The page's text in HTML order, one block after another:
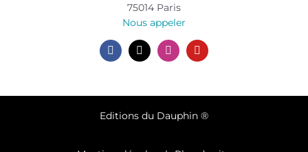
75014 Paris
Nous appeler
Editions du Dauphin ®